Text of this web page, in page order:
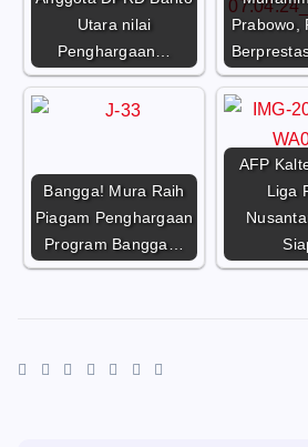
Utara nilai
Penghargaan…
Prabowo,
Bangga! Mura Raih
Piagam Penghargaan
Program Bangga…
AFP
Liga